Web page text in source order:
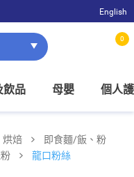
取。
English
0
飲品 母嬰 個人
烘焙
即食麵/飯、粉
龍口粉絲